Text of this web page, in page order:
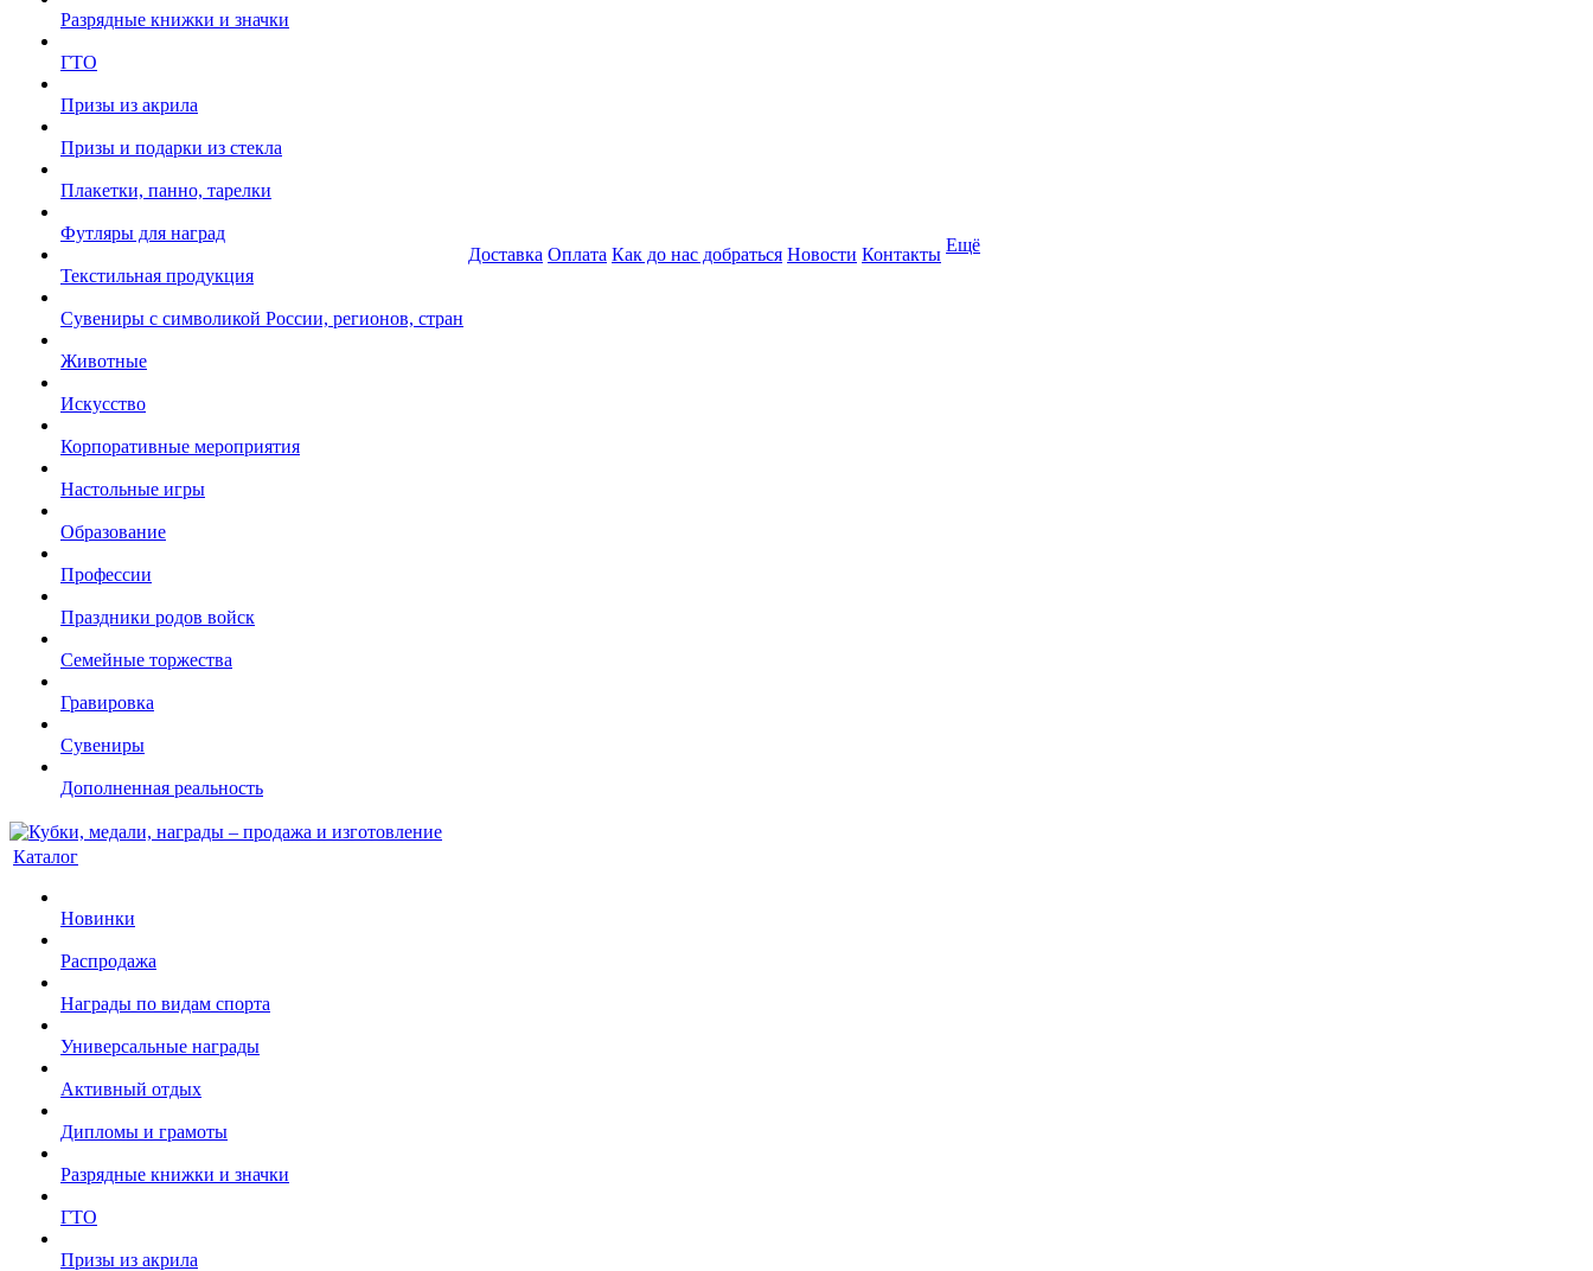
Разрядные книжки и значки
ГТО
Призы из акрила
Призы и подарки из стекла
Плакетки, панно, тарелки
Футляры для наград
Текстильная продукция
Сувениры с символикой России, регионов, стран
Животные
Искусство
Корпоративные мероприятия
Настольные игры
Образование
Профессии
Праздники родов войск
Семейные торжества
Гравировка
Сувениры
Дополненная реальность
Доставка Оплата Как до нас добраться Новости Контакты Ещё
Каталог
Новинки
Распродажа
Награды по видам спорта
Универсальные награды
Активный отдых
Дипломы и грамоты
Разрядные книжки и значки
ГТО
Призы из акрила